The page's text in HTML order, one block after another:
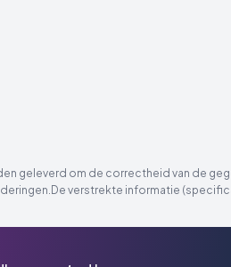
geleverd om de correctheid van de
verstrekte informatie